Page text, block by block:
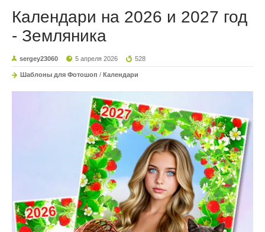
Календари на 2026 и 2027 год
- Земляника
sergey23060 5 апреля 2026 528
Шаблоны для Фотошоп / Календари